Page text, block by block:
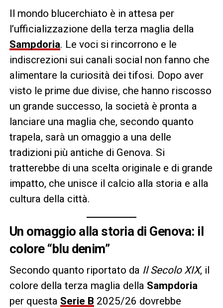
Il mondo blucerchiato è in attesa per
l’ufficializzazione della terza maglia della
Sampdoria. Le voci si rincorrono e le
indiscrezioni sui canali social non fanno che
alimentare la curiosità dei tifosi. Dopo aver
visto le prime due divise, che hanno riscosso
un grande successo, la società è pronta a
lanciare una maglia che, secondo quanto
trapela, sarà un omaggio a una delle
tradizioni più antiche di Genova. Si
tratterebbe di una scelta originale e di grande
impatto, che unisce il calcio alla storia e alla
cultura della città.
Un omaggio alla storia di Genova: il
colore “blu denim”
Secondo quanto riportato da Il Secolo XIX, il
colore della terza maglia della Sampdoria
per questa Serie B 2025/26 dovrebbe